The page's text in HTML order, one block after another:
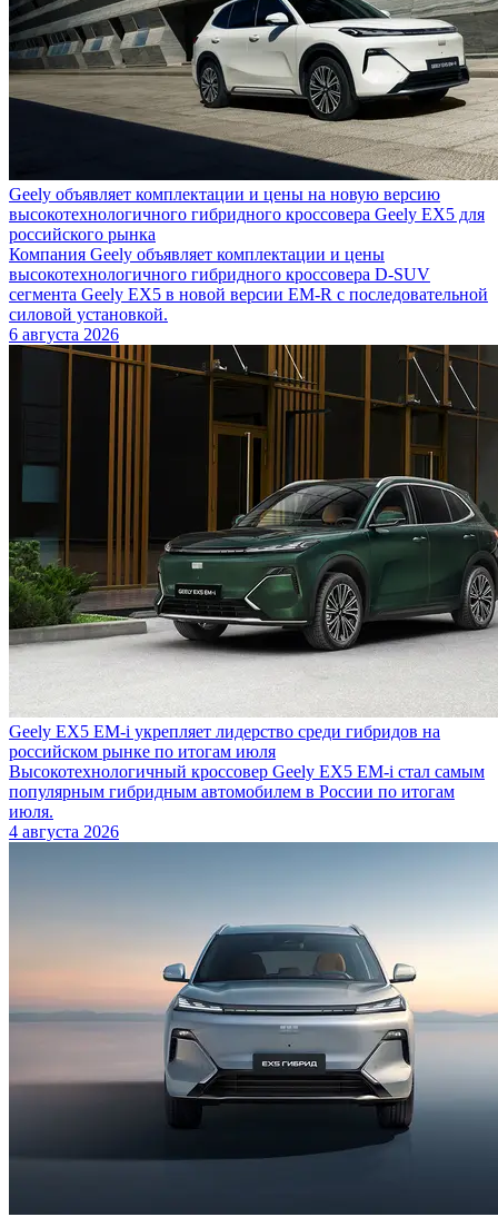
Geely объявляет комплектации и цены на новую версию
высокотехнологичного гибридного кроссовера Geely EX5 для
российского рынка
Компания Geely объявляет комплектации и цены
высокотехнологичного гибридного кроссовера D-SUV
сегмента Geely EX5 в новой версии EM-R с последовательной
силовой установкой.
6 августа 2026
Geely EX5 EM-i укрепляет лидерство среди гибридов на
российском рынке по итогам июля
Высокотехнологичный кроссовер Geely EX5 EM-i стал самым
популярным гибридным автомобилем в России по итогам
июля.
4 августа 2026